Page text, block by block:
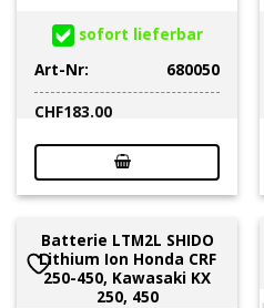
sofort lieferbar
Art-Nr:
680050
CHF183.00
Batterie LTM2L SHIDO
Lithium Ion Honda CRF
250-450, Kawasaki KX
250, 450